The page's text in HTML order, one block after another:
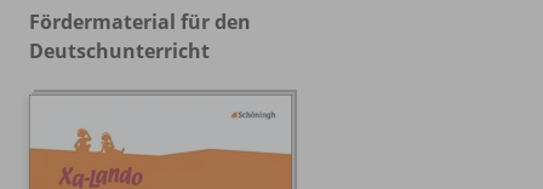
Fördermaterial für den
Deutschunterricht